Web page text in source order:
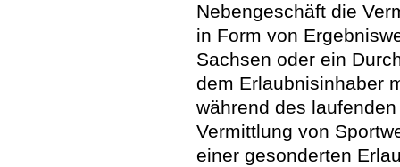
Nebengeschäft die
in Form von
Sachsen oder ein
dem Erlaubnisinhaber
während des
Vermittlung von
einer gesonderten